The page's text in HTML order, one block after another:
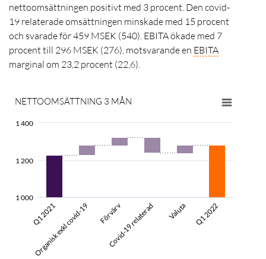
nettoomsättningen positivt med 3 procent. Den covid-
19 relaterade omsättningen minskade med 15 procent
och svarade för 459 MSEK (540). EBITA ökade med 7
procent till 296 MSEK (276), motsvarande en EBITA
marginal om 23,2 procent (22,6).
NETTOOMSÄTTNING 3 MÅN
Q1 2021
Organisk exkl covid-19 Förvärv
Covid-19 relaterad Valuta Q1 2022
1 000
1 200
1 400